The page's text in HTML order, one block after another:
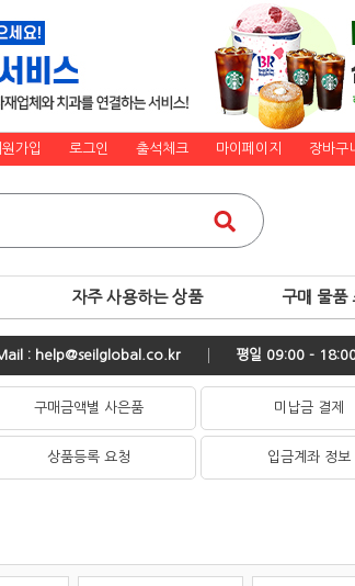
원가입 로그인 출석체크 마이페이지 장바구
자주 사용하는 상품 구매 물품
: help@seilglobal.co.kr 평일 09:00 -
구매금액별 사은품 미납금 결제
상품등록 요청 입금계좌 정보